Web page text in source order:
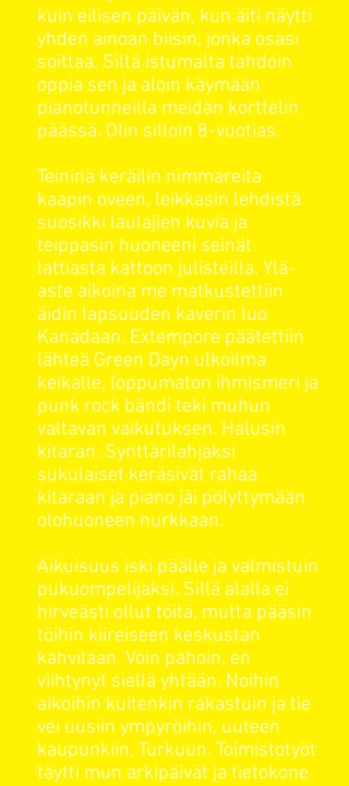
kuin eilisen päivän, kun äiti näytti
yhden ainoan biisin, jonka osasi
soittaa. Siltä istumalta tahdoin
oppia sen ja aloin käymään
pianotunneilla meidän korttelin
päässä. Olin silloin 8-vuotias.
Teininä keräilin nimmareita
kaapin oveen, leikkasin lehdistä
suosikki laulajien kuvia ja
teippasin huoneeni seinät
lattiasta kattoon julisteilla. Ylä-
aste aikoina me matkustettiin
äidin lapsuuden kaverin luo
Kanadaan. Extempore päätettiin
lähteä Green Dayn ulkoilma
keikalle, loppumaton ihmismeri ja
punk rock bändi teki muhun
valtavan vaikutuksen. Halusin
kitaran. Synttärilahjaksi
sukulaiset keräsivät rahaa
kitaraan ja piano jäi pölyttymään
olohuoneen nurkkaan.
Aikuisuus iski päälle ja valmistuin
pukuompelijaksi. Sillä alalla ei
hirveästi ollut töitä, mutta pääsin
töihin kiireiseen keskustan
kahvilaan. Voin pahoin, en
viihtynyt siellä yhtään. Noihin
aikoihin kuitenkin rakastuin ja tie
vei uusiin ympyröihin, uuteen
kaupunkiin, Turkuun. Toimistotyöt
täytti mun arkipäivät ja tietokone